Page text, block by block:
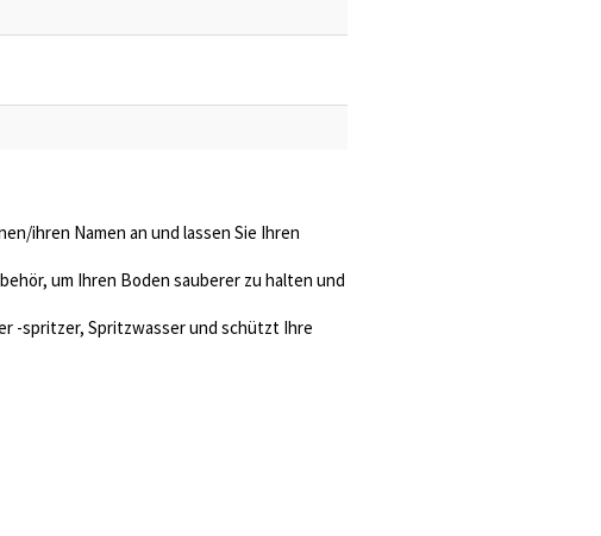
ihren Namen an und lassen Sie Ihren
um Ihren Boden sauberer zu halten und
-spritzer, Spritzwasser und schützt Ihre